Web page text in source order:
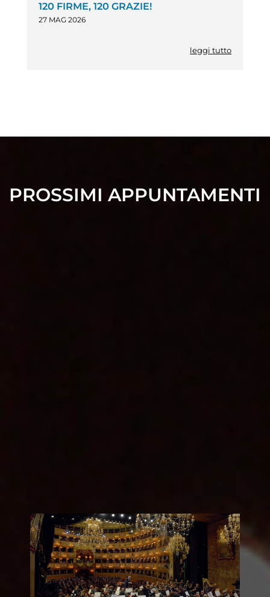
120 FIRME, 120 GRAZIE!
27 MAG 2026
leggi tutto
PROSSIMI APPUNTAMENTI